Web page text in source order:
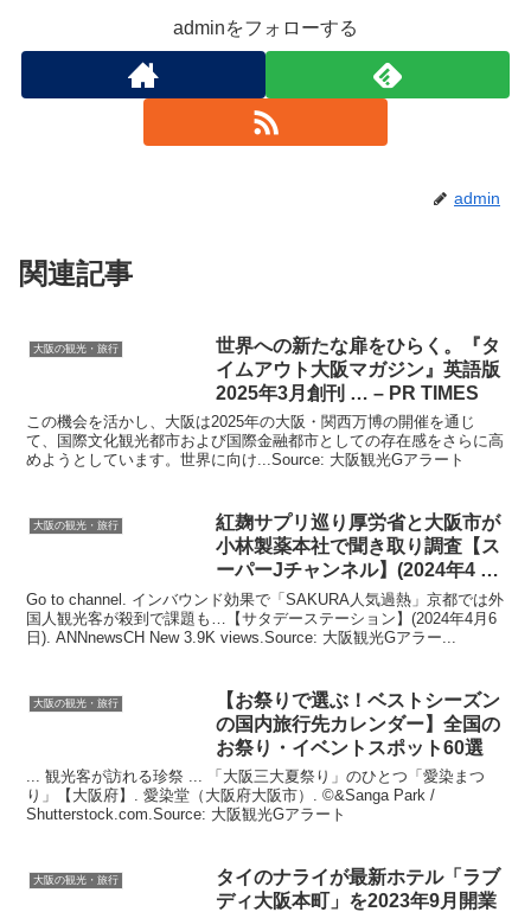
adminをフォローする
admin
関連記事
大阪の観光・旅行
世界への新たな扉をひらく。『タ
イムアウト 大阪マガジン』英語版
2025年3月創刊 … – PR TIMES
この機会を活かし、大阪は2025年の大阪・関西万博の開催を通じ
て、国際文化観光都市および国際金融都市としての存在感をさらに高
めようとしています。世界に向け...Source: 大阪観光Gアラート
大阪の観光・旅行 紅麹サプリ巡り厚労省と大阪市が
小林製薬本社で聞き取り調査【ス
ーパーJチャンネル】(2024年4 …
Go to channel. インバウンド効果で「SAKURA人気過熱」京都では外
国人観光客が殺到で課題も…【サタデーステーション】(2024年4月6
日). ANNnewsCH New 3.9K views.Source: 大阪観光Gアラー...
大阪の観光・旅行
【お祭りで選ぶ！ベストシーズン
の国内旅行先カレンダー】全国の
お祭り・イベントスポット60選
... 観光客が訪れる珍祭 ... 「大阪三大夏祭り」のひとつ「愛染まつ
り」【大阪府】. 愛染堂（大阪府大阪市）. ©&Sanga Park /
Shutterstock.com.Source: 大阪観光Gアラート
大阪の観光・旅行
タイのナライが最新ホテル「ラブ
ディ大阪本町」を2023年9月開業